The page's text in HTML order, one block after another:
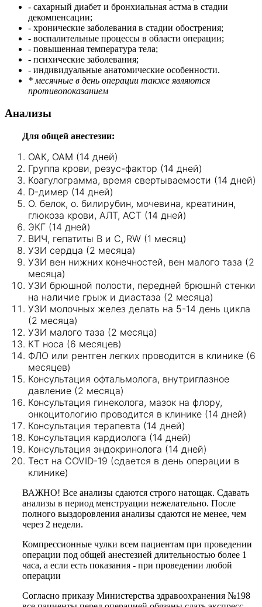
- сахарный диабет и бронхиальная астма в стадии
декомпенсации;
- хронические заболевания в стадии обострения;
- воспалительные процессы в области операции;
- повышенная температура тела;
- психические заболевания;
- индивидуальные анатомические особенности.
* месячные в день операции также являются
противопоказанием
Анализы
Для общей анестезии:
ОАК, ОАМ (14 дней)
Группа крови, резус-фактор (14 дней)
Коагулограмма, время свертываемости (14 дней)
D-димер (14 дней)
О. белок, о. билирубин, мочевина, креатинин,
глюкоза крови, АЛТ, АСТ (14 дней)
ЭКГ (14 дней)
ВИЧ, гепатиты В и С, RW (1 месяц)
УЗИ сердца (2 месяца)
УЗИ вен нижних конечностей, вен малого таза (2
месяца)
УЗИ брюшной полости, передней брюшнй стенки
на наличие грыж и диастаза (2 месяца)
УЗИ молочных желез делать на 5-14 день цикла
(2 месяца)
УЗИ малого таза (2 месяца)
КТ носа (6 месяцев)
ФЛО или рентген легких проводится в клинике (6
месяцев)
Консультация офтальмолога, внутриглазное
давление (2 месяца)
Консультация гинеколога, мазок на флору,
онкоцитологию проводится в клинике (14 дней)
Консультация терапевта (14 дней)
Консультация кардиолога (14 дней)
Консультация эндокринолога (14 дней)
Тест на COVID-19 (сдается в день операции в
клинике)
ВАЖНО! Все анализы сдаются строго натощак. Сдавать
анализы в период менструации нежелательно. После
полного выздоровления анализы сдаются не менее, чем
через 2 недели.
Компрессионные чулки всем пациентам при проведении
операции под общей анестезией длительностью более 1
часа, а если есть показания - при проведении любой
операции
Согласно приказу Министерства здравоохранения №198